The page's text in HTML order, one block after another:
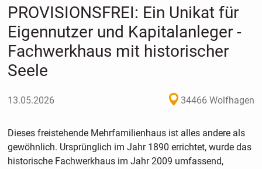
PROVISIONSFREI: Ein Unikat für
Eigennutzer und Kapitalanleger -
Fachwerkhaus mit historischer
Seele
13.05.2026 34466 Wolfhagen
Dieses freistehende Mehrfamilienhaus ist alles andere als
gewöhnlich. Ursprünglich im Jahr 1890 errichtet, wurde das
historische Fachwerkhaus im Jahr 2009 umfassend,